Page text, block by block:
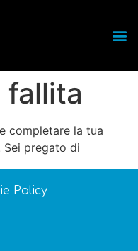
fallita
completare la tua
Sei pregato di
Policy